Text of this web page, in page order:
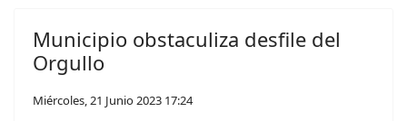
Municipio obstaculiza desfile del
Orgullo
Miércoles, 21 Junio 2023 17:24